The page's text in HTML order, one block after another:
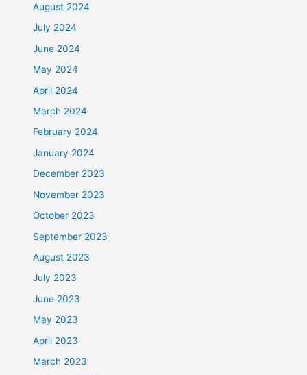
August 2024
July 2024
June 2024
May 2024
April 2024
March 2024
February 2024
January 2024
December 2023
November 2023
October 2023
September 2023
August 2023
July 2023
June 2023
May 2023
April 2023
March 2023